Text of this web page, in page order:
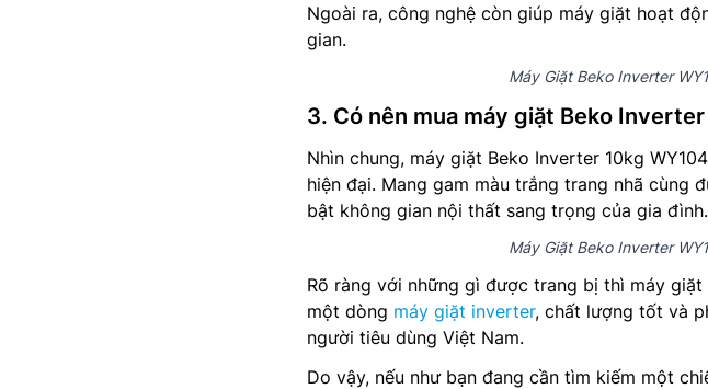
Ngoài ra, công nghệ còn giúp máy giặt hoạt
gian.
Máy Giặt Beko Inverter
3. Có nên mua máy giặt Beko
Nhìn chung, máy giặt Beko Inverter 10kg
hiện đại. Mang gam màu trắng trang nhã cùng
bật không gian nội thất sang trọng của gia đình.
Máy Giặt Beko Inverter
Rõ ràng với những gì được trang bị thì máy
một dòng máy giặt inverter, chất lượng tốt và
người tiêu dùng Việt Nam.
Do vậy, nếu như bạn đang cần tìm kiếm một